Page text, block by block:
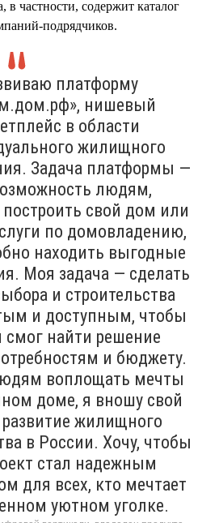
в частности, содержит каталог
подрядчиков.
платформу
нишевый
в области
жилищного
Задача платформы —
людям,
свой дом или
по домовладению,
находить выгодные
Моя задача — сделать
и строительства
и доступным, чтобы
найти решение
и бюджету.
воплощать мечты
доме, я вношу свой
жилищного
в России. Хочу, чтобы
стал надежным
для всех, кто мечтает
уютном уголке.